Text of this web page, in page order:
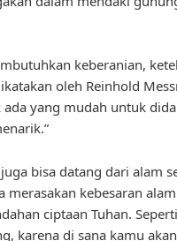
keberanian,
oleh Reinhold
yang mudah untuk
bisa datang dari alam
merasakan kebesaran
ciptaan Tuhan.
karena di sana kamu